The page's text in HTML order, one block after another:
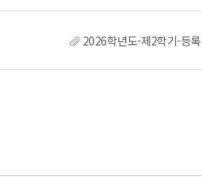
2026학년도-제2학기-등